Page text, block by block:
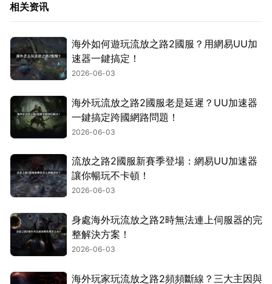
相关资讯
海外如何遊玩流放之路2國服？用網易UU加
速器一鍵搞定！
2026-06-03
海外玩流放之路2國服老是延遲？UU加速器
一鍵搞定跨國網路問題！
2026-06-03
流放之路2國服新賽季登場：網易UU加速器
讓你暢玩不卡頓！
2026-06-03
身處海外玩流放之路2時無法連上伺服器的完
整解決方案！
2026-06-03
海外玩家玩流放之路2頻頻斷線？三大主因與